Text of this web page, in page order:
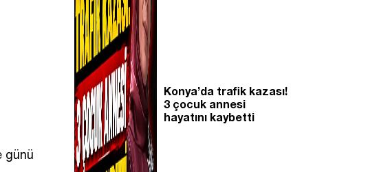
günü
Konya’da trafik kazası!
3 çocuk annesi
hayatını kaybetti